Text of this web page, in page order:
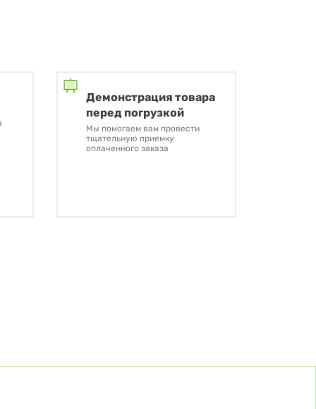
Демонстрация товара
перед погрузкой
Мы помогаем вам провести
тщательную приемку
оплаченного заказа